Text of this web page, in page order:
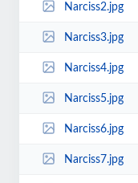
Narciss2.jpg
Narciss3.jpg
Narciss4.jpg
Narciss5.jpg
Narciss6.jpg
Narciss7.jpg